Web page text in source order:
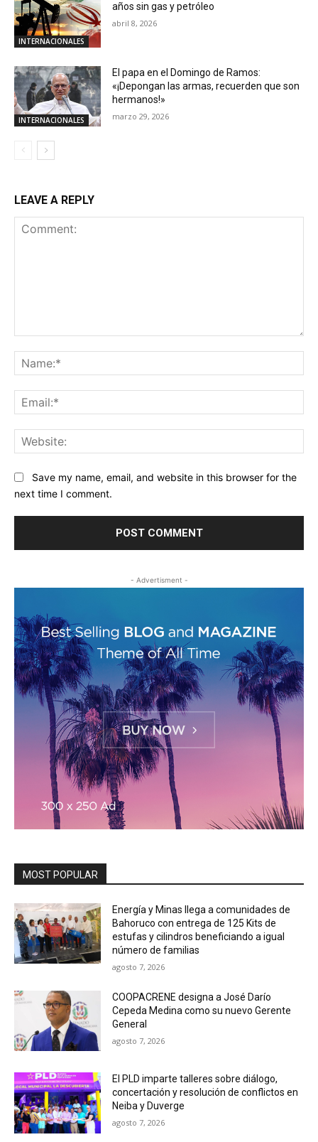
INTERNACIONALES
años sin gas y petróleo
abril 8, 2026
INTERNACIONALES
El papa en el Domingo de Ramos:
«¡Depongan las armas, recuerden que son
hermanos!»
marzo 29, 2026
LEAVE A REPLY
Save my name, email, and website in this browser for the
next time I comment.
- Advertisment -
MOST POPULAR
Energía y Minas llega a comunidades de
Bahoruco con entrega de 125 Kits de
estufas y cilindros beneficiando a igual
número de familias
agosto 7, 2026
COOPACRENE designa a José Darío
Cepeda Medina como su nuevo Gerente
General
agosto 7, 2026
El PLD imparte talleres sobre diálogo,
concertación y resolución de conflictos en
Neiba y Duverge
agosto 7, 2026